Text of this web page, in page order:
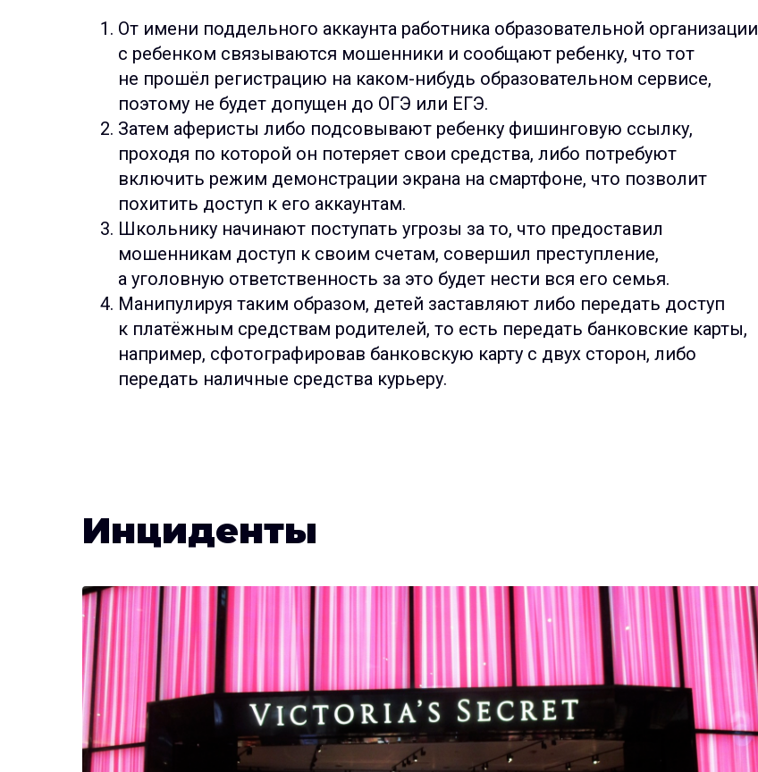
От имени поддельного аккаунта работника образовательной организации
с ребенком связываются мошенники и сообщают ребенку, что тот
не прошёл регистрацию на каком-нибудь образовательном сервисе,
поэтому не будет допущен до ОГЭ или ЕГЭ.
Затем аферисты либо подсовывают ребенку фишинговую ссылку,
проходя по которой он потеряет свои средства, либо потребуют
включить режим демонстрации экрана на смартфоне, что позволит
похитить доступ к его аккаунтам.
Школьнику начинают поступать угрозы за то, что предоставил
мошенникам доступ к своим счетам, совершил преступление,
а уголовную ответственность за это будет нести вся его семья.
Манипулируя таким образом, детей заставляют либо передать доступ
к платёжным средствам родителей, то есть передать банковские карты,
например, сфотографировав банковскую карту с двух сторон, либо
передать наличные средства курьеру.
Инциденты